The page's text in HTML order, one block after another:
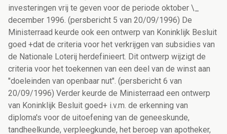
investeringen vrij te geven voor de periode oktober \_
december 1996. (persbericht 5 van 20/09/1996) De
Ministerraad keurde ook een ontwerp van Koninklijk Besluit
goed +dat de criteria voor het verkrijgen van subsidies van
de Nationale Loterij herdefinieert. Dit ontwerp wijzigt de
criteria voor het toekennen van een deel van de winst aan
"doeleinden van openbaar nut". (persbericht 6 van
20/09/1996) Verder keurde de Ministerraad een ontwerp
van Koninklijk Besluit goed+ i.v.m. de erkenning van
diploma's voor de uitoefening van de geneeskunde,
tandheelkunde, verpleegkunde, het beroep van apotheker,